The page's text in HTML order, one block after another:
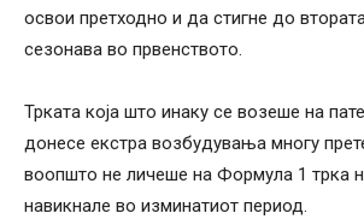
освои претходно и да стигне до
сезонава во првенството.
Трката која што инаку се возеше на
донесе екстра возбудувања многу
воопшто не личеше на Формула 1 трка
навикнале во изминатиот период.